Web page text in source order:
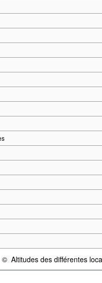
©
{link} Conditions d'utilisation
Altitudes des différentes